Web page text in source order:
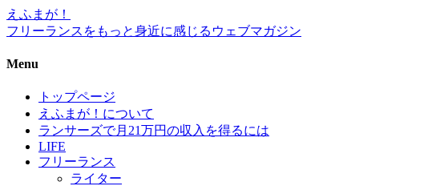
えふまが！
フリーランスをもっと身近に感じるウェブマガジン
Menu
トップページ
えふまが！について
ランサーズで月21万円の収入を得るには
LIFE
フリーランス
ライター